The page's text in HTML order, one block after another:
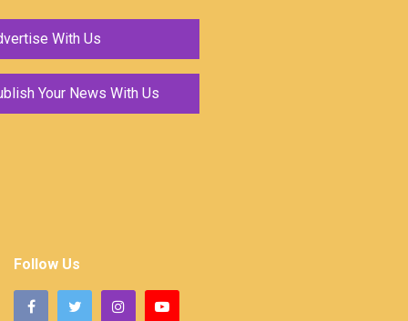
With Us
Your News With Us
Follow Us